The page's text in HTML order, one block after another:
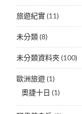
旅遊紀實(11)
未分類(8)
未分類資料夾(100)
歐洲旅遊(1)
奧捷十日 (1)